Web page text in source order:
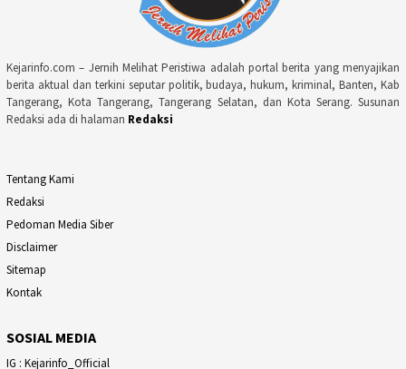
Kejarinfo.com – Jernih Melihat Peristiwa adalah portal berita yang menyajikan
berita aktual dan terkini seputar politik, budaya, hukum, kriminal, Banten, Kab
Tangerang, Kota Tangerang, Tangerang Selatan, dan Kota Serang. Susunan
Redaksi ada di halaman Redaksi
Tentang Kami
Redaksi
Pedoman Media Siber
Disclaimer
Sitemap
Kontak
SOSIAL MEDIA
IG : Kejarinfo_Official